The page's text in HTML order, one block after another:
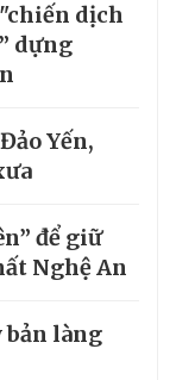
dịch
dựng
Yến,
để giữ
Nghệ An
bản làng